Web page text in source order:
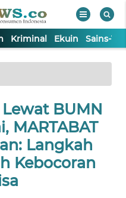
Kriminal Ekuin Sains-
BUMN
MARTABAT
Langkah
Kebocoran